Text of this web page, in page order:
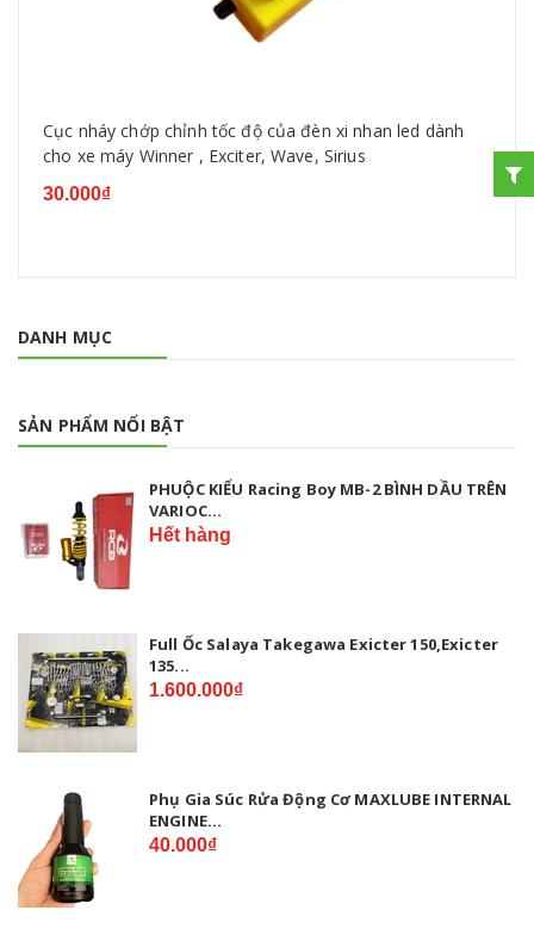
Cục nháy chớp chỉnh tốc độ của đèn xi nhan led dành
cho xe máy Winner , Exciter, Wave, Sirius
30.000₫
DANH MỤC
SẢN PHẨM NỔI BẬT
PHUỘC KIỂU Racing Boy MB-2 BÌNH DẦU TRÊN
VARIOC...
Hết hàng
Full Ốc Salaya Takegawa Exicter 150,Exicter
135...
1.600.000₫
Phụ Gia Súc Rửa Động Cơ MAXLUBE INTERNAL
ENGINE...
40.000₫